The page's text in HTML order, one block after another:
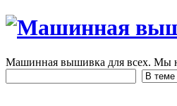
Машинная вышивка для всех. Мы